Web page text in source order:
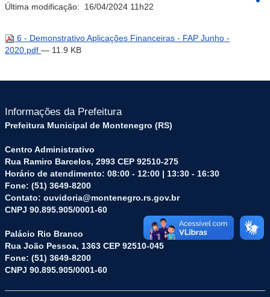
Última modificação: 16/04/2024 11h22
6 - Demonstrativo Aplicações Financeiras - FAP Junho -
2020.pdf — 11.9 KB
Informações da Prefeitura
Prefeitura Municipal de Montenegro (RS)
Centro Administrativo
Rua Ramiro Barcelos, 2993 CEP 92510-275
Horário de atendimento: 08:00 - 12:00 | 13:30 - 16:30
Fone: (51) 3649-8200
Contato: ouvidoria@montenegro.rs.gov.br
CNPJ 90.895.905/0001-60
Palácio Rio Branco
Rua João Pessoa, 1363 CEP 92510-045
Fone: (51) 3649-8200
CNPJ 90.895.905/0001-60